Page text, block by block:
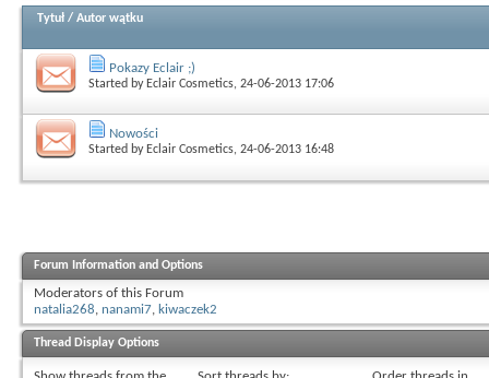
Tytuł / Autor wątku
Pokazy Eclair ;)
Started by Eclair Cosmetics, 24-06-2013 17:06
Nowości
Started by Eclair Cosmetics, 24-06-2013 16:48
Forum Information and Options
Moderators of this Forum
natalia268, nanami7, kiwaczek2
Thread Display Options